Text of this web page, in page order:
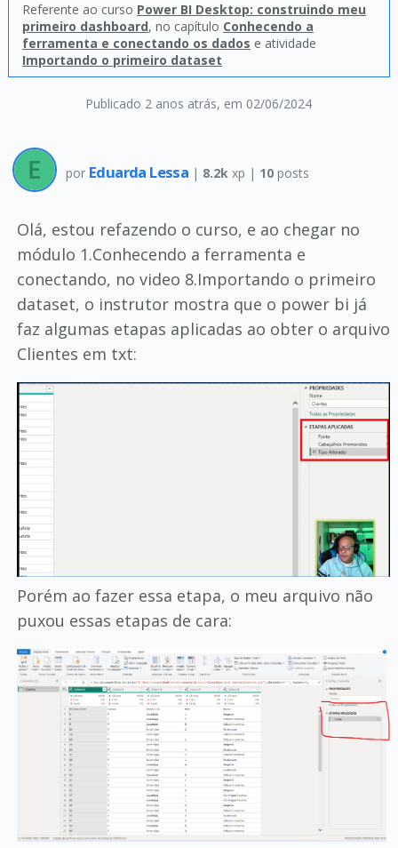
Publicado 2 anos atrás, em 02/06/2024
Referente ao curso Power BI Desktop: construindo meu
primeiro dashboard, no capítulo Conhecendo a
ferramenta e conectando os dados e atividade
Importando o primeiro dataset
por Eduarda Lessa | 8.2k xp | 10posts
Olá, estou refazendo o curso, e ao chegar no
módulo 1.Conhecendo a ferramenta e
conectando, no video 8.Importando o primeiro
dataset, o instrutor mostra que o power bi já
faz algumas etapas aplicadas ao obter o arquivo
Clientes em txt:
Porém ao fazer essa etapa, o meu arquivo não
puxou essas etapas de cara: